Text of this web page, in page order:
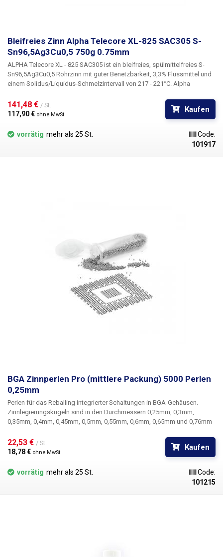
Bleifreies Zinn Alpha Telecore XL-825 SAC305 S-
Sn96,5Ag3Cu0,5 750g 0.75mm
ALPHA Telecore XL - 825 SAC305 ist ein bleifreies, spülmittelfreies S-
Sn96,5Ag3Cu0,5 Rohrzinn mit guter Benetzbarkeit, 3,3% Flussmittel und
einem Solidus/Liquidus-Schmelzintervall von 217 - 221°C. Alpha
sofort, was die Arbeit beschleunigt. Das verwendete Flussmittel zischt
beim Erhitzen nicht so stark - das Löten ist daher sicherer und
benutzerfreundlicher und hinterlässt weniger Rückstände auf der
Leiterplatte. Die geringere Rauchentwicklung trägt auch zum
Benutzerkomfort bei. Sehr niedriger Halogengehalt < 1.000ppm.
für diesen Zweck ausgelegt sind. Der Reflow-Prozess von bleifreiem Lot
141,48 € / St.
117,90 € ohne MwSt
Kaufen
vorrätig mehr als 25 St.
Code:
101917
BGA Zinnperlen Pro (mittlere Packung) 5000 Perlen
0,25mm
Perlen für das Reballing integrierter Schaltungen in BGA-Gehäusen.
Zinnlegierungskugeln sind in den Durchmessern 0,25mm, 0,3mm,
0,35mm, 0,4mm, 0,45mm, 0,5mm, 0,55mm, 0,6mm, 0,65mm und 0,76mm
Schaltkreises bzw. die Art des BGA-Gitters für die Sicken bestimmt. Eine
Ampulle enthält immer 5000 Kügelchen eines bestimmten
22,53 € / St.
18,78 € ohne MwSt
Kaufen
vorrätig mehr als 25 St.
Code:
101215